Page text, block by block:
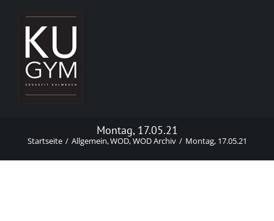
springen
Montag, 17.05.21
Startseite Allgemein WOD WOD Archiv Montag, 17.05.21